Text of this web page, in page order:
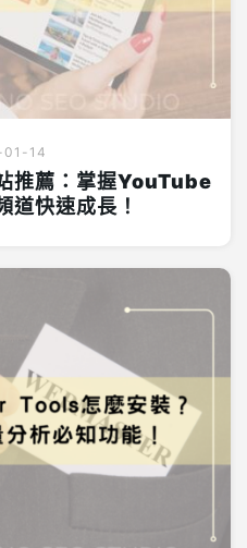
01-14
推薦：掌握YouTube
道快速成長！